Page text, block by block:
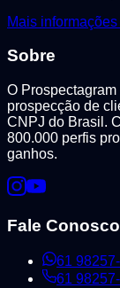
Mais
Sobre
O
prospecção de
CNPJ do Brasil.
800.000 perfis
ganhos.
Fale Conosco
61
61